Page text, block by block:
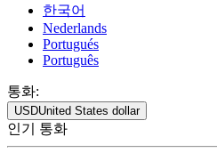
한국어
Nederlands
Portugués
Português
통화:
USDUnited States dollar
인기 통화